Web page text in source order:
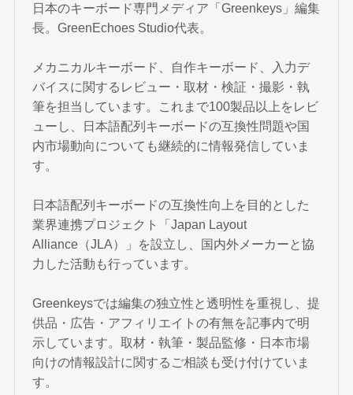
日本のキーボード専門メディア「Greenkeys」編集
長。GreenEchoes Studio代表。
メカニカルキーボード、自作キーボード、入力デ
バイスに関するレビュー・取材・検証・撮影・執
筆を担当しています。これまで100製品以上をレビ
ューし、日本語配列キーボードの互換性問題や国
内市場動向についても継続的に情報発信していま
す。
日本語配列キーボードの互換性向上を目的とした
業界連携プロジェクト「Japan Layout
Alliance（JLA）」を設立し、国内外メーカーと協
力した活動も行っています。
Greenkeysでは編集の独立性と透明性を重視し、提
供品・広告・アフィリエイトの有無を記事内で明
示しています。取材・執筆・製品監修・日本市場
向けの情報設計に関するご相談も受け付けていま
す。